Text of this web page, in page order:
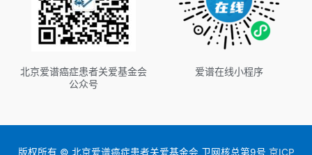
北京爱谱癌症患者关爱基金会
公众号
爱谱在线小程序
版权所有 © 北京爱谱癌症患者关爱基金会 卫网核总第9号 京ICP